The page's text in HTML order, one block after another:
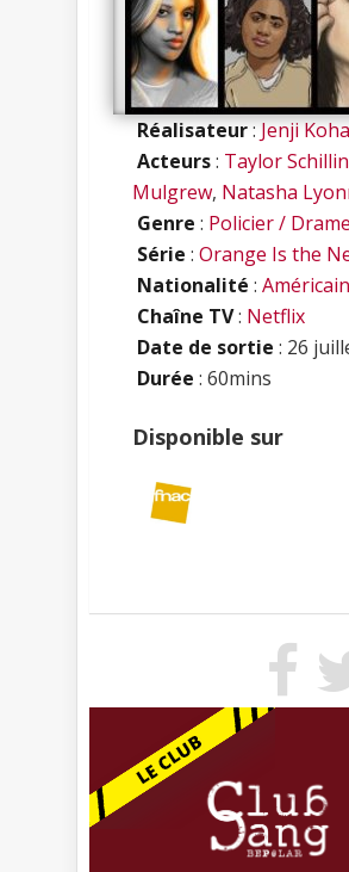
Réalisateur:Jenji
Acteurs: Taylor
Mulgrew, Natasha
Genre : Policier / Drame
Série : Orange Is the
Nationalité :
Chaîne TV: Netflix
Date de sortie : 26
Durée : 60mins
Disponible sur